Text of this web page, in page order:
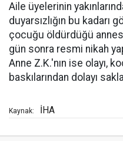
Aile üyelerinin
duyarsızlığın bu kadarı
çocuğu öldürdüğü
gün sonra resmi nikah
Anne Z.K.'nın ise olayı,
baskılarından dolayı
Kaynak: İHA